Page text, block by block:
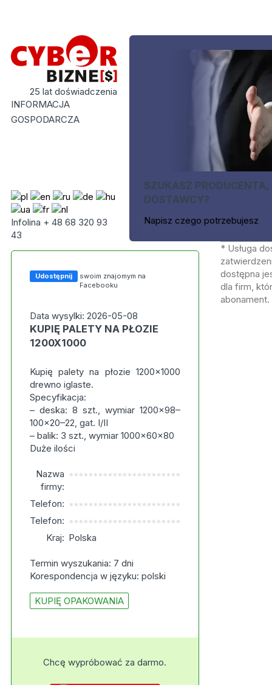
25 lat doświadczenia
INFORMACJA
GOSPODARCZA
Infolina + 48 68 320 93
43
SZUKASZ PRODUCENTA,
DOSTAWCY?
Napisz czego potrzebujesz
Udostępnij
swoim znajomym na
Facebooku
Data wysylki: 2026-05-08
KUPIĘ PALETY NA PŁOZIE
1200X1000
Kupię palety na płozie 1200x1000
drewno iglaste.
Specyfikacja:
– deska: 8 szt., wymiar 1200x98–
100x20–22, gat. I/II
– balik: 3 szt., wymiar 1000x60x80
Duże ilości
Nazwa
firmy:
***********************
Telefon: ***********************
Telefon: ***********************
Kraj: Polska
Termin wyszukania: 7 dni
Korespondencja w języku: polski
KUPIĘ OPAKOWANIA
Chcę wypróbować za darmo.
* Usługa
dostępna
dla firm,
abonament.